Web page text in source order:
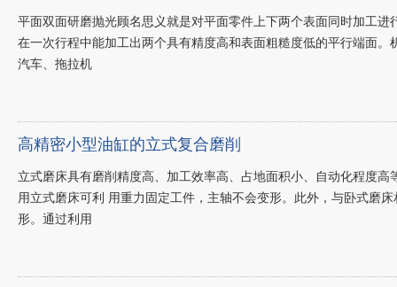
平面双面研磨抛光顾名思义就是对平面零件上下两个表面同时加工
在一次行程中能加工出两个具有精度高和表面粗糙度低的平行端面
汽车、拖拉机
高精密小型油缸的立式复合磨削
立式磨床具有磨削精度高、加工效率高、占地面积小、自动化程度
用立式磨床可利 用重力固定工件，主轴不会变形。此外，与卧式磨
形。通过利用